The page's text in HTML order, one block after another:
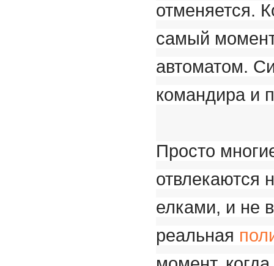
отменяется.
самый
автоматом.
командира и
Просто
отвлекаются
елками, и не
реальная